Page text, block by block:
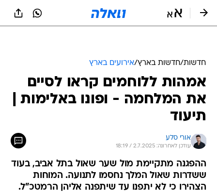
חדשות/חדשות בארץ/אירועים בארץ
אמהות ללוחמים קראו לסיים
את המלחמה - ופונו באלימות |
תיעוד
אורי סלע
עודכן לאחרונה: 2.7.2025 / 18:19
ההפגנה מתקיימת מול שער שאול בתל אביב, בעוד
ששדרות שאול המלך נחסמו לתנועה. המוחות
הצהירו כי לא יתפנו עד שיתפנה אליהן הרמטכ"ל.